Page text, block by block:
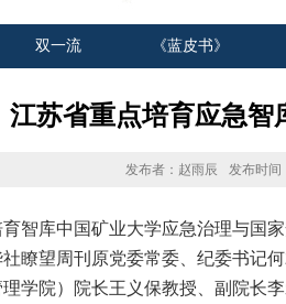
双一流 《蓝皮书》
江苏省重点培育应急智
发布者：赵雨辰 发布时间
智库中国矿业大学应急治理与国
瞭望周刊原党委常委、纪委书记
学院）院长王义保教授、副院长